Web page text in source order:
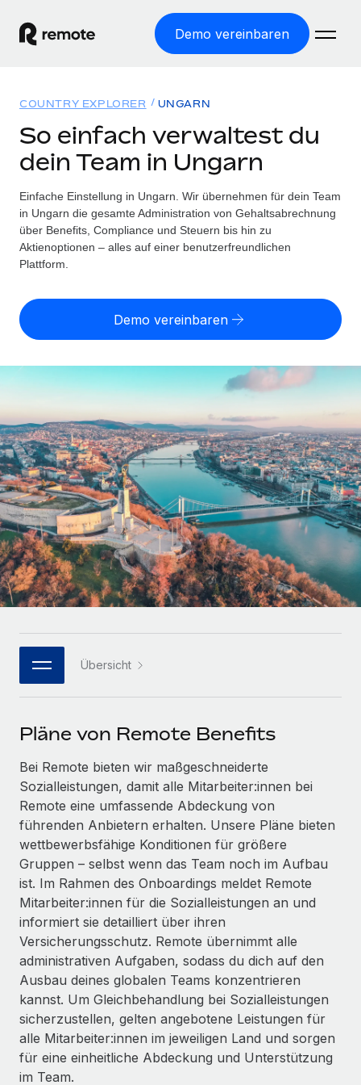
Demo vereinbaren
WELTWEITE BESCHÄFTIGUNG
Globale Payroll
Einfache, rechtssicher Payroll
Employer of Record
Weltweites Wachstum ohne Kosten für Niederlassungen
Contractor of Record
Rechtssichere, weltweite Arbeit mit Freelancer:innen
Globales Onboarding und Verwalten von
Freelancer:innen
PEO
Auslagern von komplexen HR-Aufgaben
INFRASTRUKTUR
Remote Embedded
Nahtlose Integration der HR in bestehende Abläufe
Plattform
Integrierte HR-Kernfunktionen für dein Team
MCP
Integrationen
Tools
DIENSTLEISTUNGEN
Frag unsere Expert:innen
Hilfe von Expert:innen für globale HR & Compliance
Background-Checks
Einfacheres Bewerber:innen-Screening
Compliance Watchtower
Lückenlose Compliance
Geräteverwaltung
Globale Bereitstellung und Verfolgung von IT-
Geräten
Gründung von Niederlassungen
Schnelle, rechtssichere Gründung von
Lösungen
WELTWEITE ABDECKUNG
Country Explorer
Länderspezifische Unterstützung bei der Einstellung
Einfache Einstellung in allen US-Bundesstaaten
Startups
Agile HR- und Payroll-Lösungen für wachsende
Unternehmen
Mittelstand
Maßgeschneiderte HR-Lösungen, um Teams zu
vergrößern
Enterprise
Globale HR für Konzerne und Großunternehmen
PARTNER WERDEN
Flexible Einbettung von Global-HR-Funktionen in deine
Entdecke die Möglichkeiten einer Partnerschaft
Remote Build
Demnächst verfügbar
Beratung zu Integrationen und KI-Automatisierung
FALLSTUDIEN
So hat der KI-Vorreiter Weaviate sein Team mit
Remote um 120 % vergrößert
Weaviate auf einen Blick Weaviate entwickelt KI-basierte
Open-Source-Infrastrukturen. Das...
Mehr erfahren
Revolution des Enterprise Contractor
Managements – die Erfolgsgeschichte einer
Ressourcen
TOOLS UND RECHNER
Scheinselbstständigkeitsrisiko berechnen
Personalkostenrechner
Honorarzahlungen berechnen
Informationen zu möglichen Währungen und
Abwicklungsfristen für globale Freelancer:innen
LERNEN MIT REMOTE
Forschung und Leitfäden
Fallstudien
HR-Glossar
Bibliothek für Stellenbeschreibungen
Webinare
Events
Newsroom
Informationen zu Gehältern und Qualifikationen
Insights Center
Hol dir Unterstützung
BLOG
Globale Payroll
EOR und PEO
Contractor Management
Steuern
Preise
Nederlands
Français
Deutsch
Español
Italiano
Português (Portugal)
한국어
Anmelden
COUNTRY EXPLORER UNGARN
So einfach verwaltest du
dein Team in Ungarn
Einfache Einstellung in Ungarn. Wir übernehmen für dein Team
in Ungarn die gesamte Administration von Gehaltsabrechnung
über Benefits, Compliance und Steuern bis hin zu
Aktienoptionen – alles auf einer benutzerfreundlichen
Plattform.
Demo vereinbaren
Übersicht
Pläne von Remote Benefits
Bei Remote bieten wir maßgeschneiderte
Sozialleistungen, damit alle Mitarbeiter:innen bei
Remote eine umfassende Abdeckung von
führenden Anbietern erhalten. Unsere Pläne bieten
wettbewerbsfähige Konditionen für größere
Gruppen – selbst wenn das Team noch im Aufbau
ist. Im Rahmen des Onboardings meldet Remote
Mitarbeiter:innen für die Sozialleistungen an und
informiert sie detailliert über ihren
Versicherungsschutz. Remote übernimmt alle
administrativen Aufgaben, sodass du dich auf den
Ausbau deines globalen Teams konzentrieren
kannst. Um Gleichbehandlung bei Sozialleistungen
sicherzustellen, gelten angebotene Leistungen für
alle Mitarbeiter:innen im jeweiligen Land und sorgen
für eine einheitliche Abdeckung und Unterstützung
im Team.